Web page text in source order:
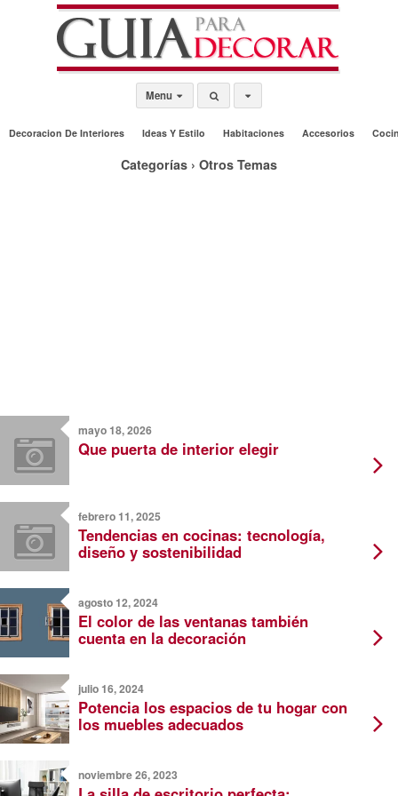
Menu
Decoracion De Interiores Ideas Y Estilo Habitaciones Accesorios
Categorías › Otros Temas
mayo 18, 2026
Que puerta de interior elegir
febrero 11, 2025
Tendencias en cocinas: tecnología,
diseño y sostenibilidad
agosto 12, 2024
El color de las ventanas también
cuenta en la decoración
julio 16, 2024
Potencia los espacios de tu hogar con
los muebles adecuados
noviembre 26, 2023